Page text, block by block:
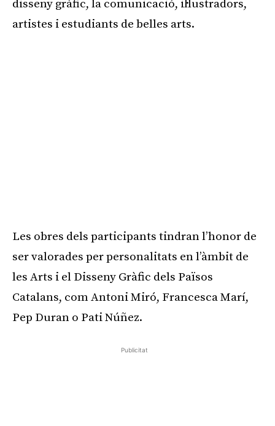
disseny gràfic, la comunicació, il·lustradors,
artistes i estudiants de belles arts.
Les obres dels participants tindran l’honor de
ser valorades per personalitats en l’àmbit de
les Arts i el Disseny Gràfic dels Països
Catalans, com Antoni Miró, Francesca Marí,
Pep Duran o Pati Núñez.
Publicitat